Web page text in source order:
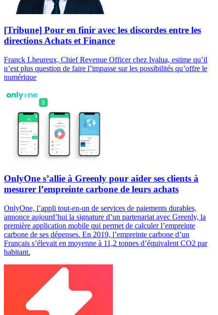
[Tribune] Pour en finir avec les discordes entre les
directions Achats et Finance
Franck Lheureux, Chief Revenue Officer chez Ivalua, estime qu’il
n’est plus question de faire l’impasse sur les possibilités qu’offre le
numérique
OnlyOne s’allie à Greenly pour aider ses clients à
mesurer l’empreinte carbone de leurs achats
OnlyOne, l’appli tout-en-un de services de paiements durables,
annonce aujourd’hui la signature d’un partenariat avec Greenly, la
première application mobile qui permet de calculer l’empreinte
carbone de ses dépenses. En 2019, l’empreinte carbone d’un
Français s’élevait en moyenne à 11,2 tonnes d’équivalent CO2 par
habitant.